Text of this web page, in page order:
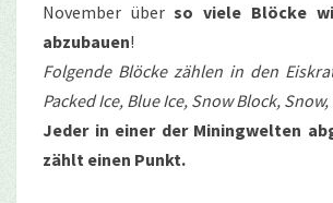
November überso viele Blöcke
abzubauen!
Folgende Blöcke zählen in den
Packed Ice, Blue Ice, Snow Block,
Jeder in einer der Miningwelten
zählt einen Punkt.